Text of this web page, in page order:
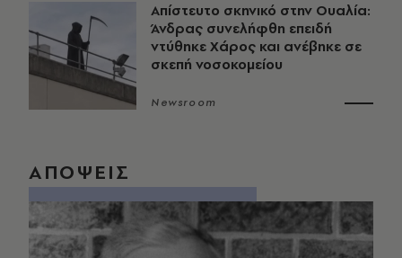
Απίστευτο σκηνικό στην Ουαλία:
Άνδρας συνελήφθη επειδή
ντύθηκε Χάρος και ανέβηκε σε
σκεπή νοσοκομείου
Newsroom
ΑΠΟΨΕΙΣ